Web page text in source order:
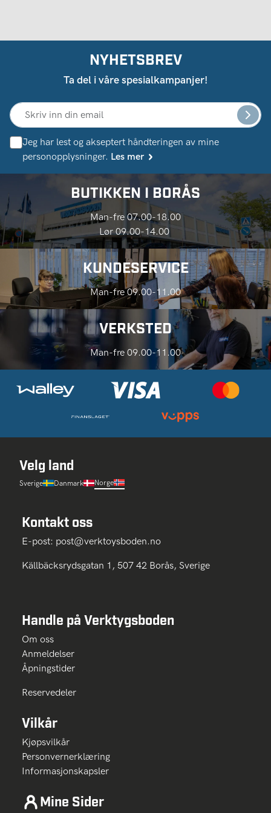
NYHETSBREV
Ta del i våre spesialkampanjer!
Jeg har lest og akseptert håndteringen av mine
personopplysninger. Les mer
BUTIKKEN I BORÅS
Man-fre 07.00-18.00
Lør 09.00-14.00
KUNDESERVICE
Man-fre 09.00-11.00
VERKSTED
Man-fre 09.00-11.00
Velg land
Sverige Danmark Norge
Kontakt oss
E-post: post@verktoysboden.no
Källbäcksrydsgatan 1, 507 42 Borås, Sverige
Handle på Verktygsboden
Om oss
Anmeldelser
Åpningstider
Reservedeler
Vilkår
Kjøpsvilkår
Personvernerklæring
Informasjonskapsler
Mine Sider